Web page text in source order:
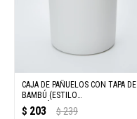
CAJA DE PAÑUELOS CON TAPA DE
BAMBÚ (ESTILO
JAPONÉS/REDONDA)
$ 203 $ 239